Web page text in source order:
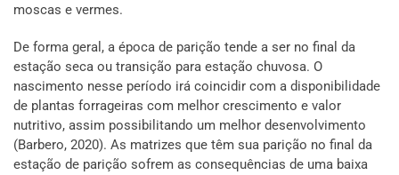
moscas e vermes.
De forma geral, a época de parição tende a ser no final da
estação seca ou transição para estação chuvosa. O
nascimento nesse período irá coincidir com a disponibilidade
de plantas forrageiras com melhor crescimento e valor
nutritivo, assim possibilitando um melhor desenvolvimento
(Barbero, 2020). As matrizes que têm sua parição no final da
estação de parição sofrem as consequências de uma baixa